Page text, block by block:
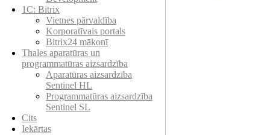
1C: Bitrix
Vietnes pārvaldība
Korporatīvais portals
Bitrix24 mākonī
Thales aparatūras un
programmatūras aizsardzība
Aparatūras aizsardzība
Sentinel HL
Programmatūras aizsardzība
Sentinel SL
Cits
Iekārtas